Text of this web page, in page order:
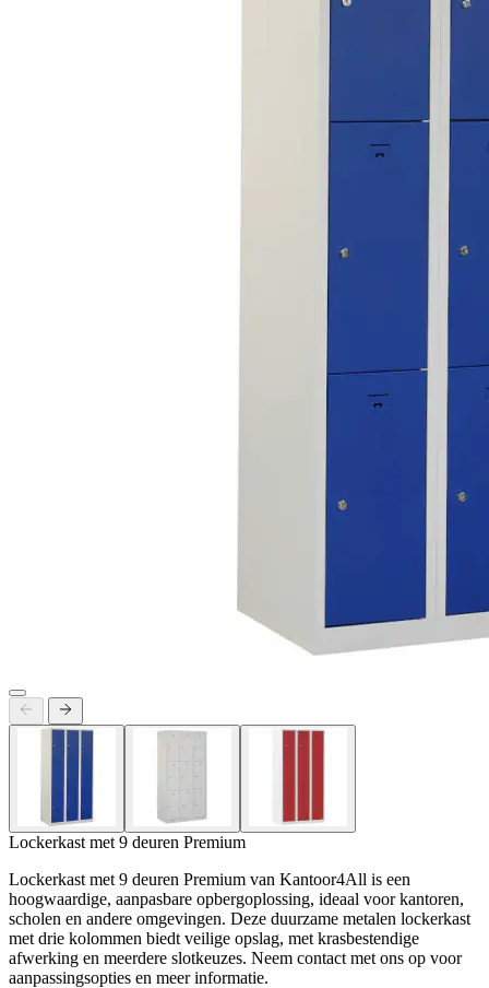
Lockerkast met 9 deuren Premium
Lockerkast met 9 deuren Premium van Kantoor4All is een
hoogwaardige, aanpasbare opbergoplossing, ideaal voor kantoren,
scholen en andere omgevingen. Deze duurzame metalen lockerkast
met drie kolommen biedt veilige opslag, met krasbestendige
afwerking en meerdere slotkeuzes. Neem contact met ons op voor
aanpassingsopties en meer informatie.